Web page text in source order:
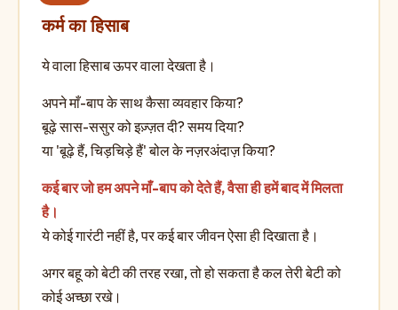
कर्म का हिसाब
ये वाला हिसाब ऊपर वाला देखता है।
अपने माँ-बाप के साथ कैसा व्यवहार किया?
बूढ़े सास-ससुर को इज़्ज़त दी? समय दिया?
या 'बूढ़े हैं, चिड़चिड़े हैं' बोल के नज़रअंदाज़ किया?
कई बार जो हम अपने माँ-बाप को देते हैं, वैसा ही हमें बाद में मिलता
है।
ये कोई गारंटी नहीं है, पर कई बार जीवन ऐसा ही दिखाता है।
अगर बहू को बेटी की तरह रखा, तो हो सकता है कल तेरी बेटी को
कोई अच्छा रखे।